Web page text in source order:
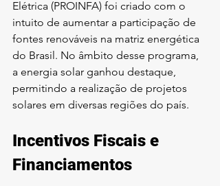
Elétrica (PROINFA) foi criado com o
intuito de aumentar a participação de
fontes renováveis na matriz energética
do Brasil. No âmbito desse programa,
a energia solar ganhou destaque,
permitindo a realização de projetos
solares em diversas regiões do país.
Incentivos Fiscais e
Financiamentos